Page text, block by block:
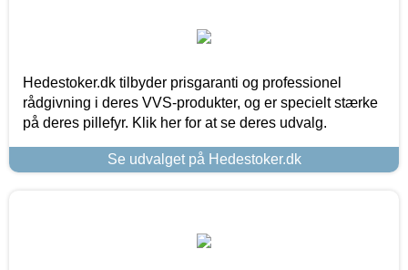
Hedestoker.dk tilbyder prisgaranti og professionel
rådgivning i deres VVS-produkter, og er specielt stærke
på deres pillefyr. Klik her for at se deres udvalg.
Se udvalget på Hedestoker.dk